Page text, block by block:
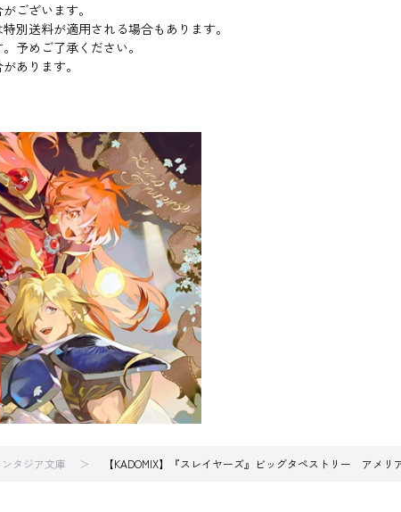
ございます。
別送料が適用される場合もあります。
予めご了承ください。
あります。
ンタジア文庫 【KADOMIX】『スレイヤーズ』ビッグタペストリー アメリ